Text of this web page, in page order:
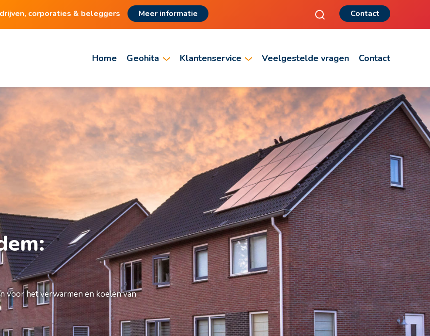
corporaties & beleggers Meer informatie Contact
Home Geohita Klantenservice Veelgestelde vragen Contact
voor het verwarmen en koelen van